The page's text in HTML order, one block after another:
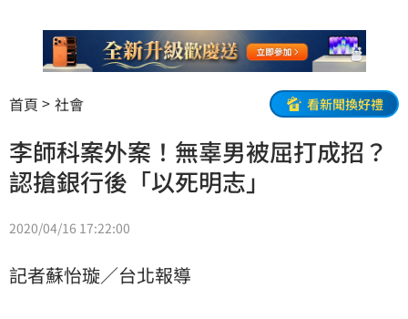
首頁 社會 看新聞換好禮
李師科案外案！無辜男被屈打成招？
認搶銀行後「以死明志」
2020/04/16 17:22:00
記者蘇怡璇／台北報導